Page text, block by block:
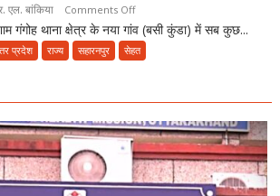
एल. बांकिया Comments Offon
मौत
का
की
पटाखा
फैक्ट्री
में
बिखर
गंगोह थाना क्षेत्र के नया गांव (बसी कुंडा) में सब कुछ...
प्रदेश राज्य सहारनपुर सेहत